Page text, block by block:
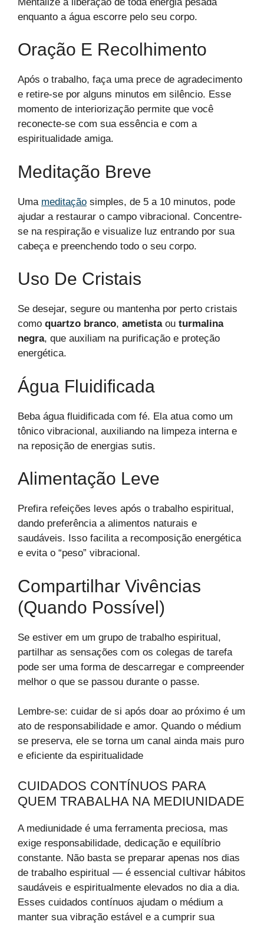
enquanto a água escorre pelo seu corpo.
Oração E Recolhimento
Após o trabalho, faça uma prece de agradecimento
e retire-se por alguns minutos em silêncio. Esse
momento de interiorização permite que você
reconecte-se com sua essência e com a
espiritualidade amiga.
Meditação Breve
Uma meditação simples, de 5 a 10 minutos, pode
ajudar a restaurar o campo vibracional. Concentre-
se na respiração e visualize luz entrando por sua
cabeça e preenchendo todo o seu corpo.
Uso De Cristais
Se desejar, segure ou mantenha por perto cristais
como quartzo branco, ametistaou turmalina
negra, que auxiliam na purificação e proteção
energética.
Água Fluidificada
Beba água fluidificada com fé. Ela atua como um
tônico vibracional, auxiliando na limpeza interna e
na reposição de energias sutis.
Alimentação Leve
Prefira refeições leves após o trabalho espiritual,
dando preferência a alimentos naturais e
saudáveis. Isso facilita a recomposição energética
e evita o “peso” vibracional.
Compartilhar Vivências
(quando Possível)
Se estiver em um grupo de trabalho espiritual,
partilhar as sensações com os colegas de tarefa
pode ser uma forma de descarregar e compreender
melhor o que se passou durante o passe.
Lembre-se: cuidar de si após doar ao próximo é um
ato de responsabilidade e amor. Quando o médium
se preserva, ele se torna um canal ainda mais puro
e eficiente da espiritualidade
CUIDADOS CONTÍNUOS PARA
QUEM TRABALHA NA MEDIUNIDADE
A mediunidade é uma ferramenta preciosa, mas
exige responsabilidade, dedicação e equilíbrio
constante. Não basta se preparar apenas nos dias
de trabalho espiritual — é essencial cultivar hábitos
saudáveis e espiritualmente elevados no dia a dia.
Esses cuidados contínuos ajudam o médium a
manter sua vibração estável e a cumprir sua